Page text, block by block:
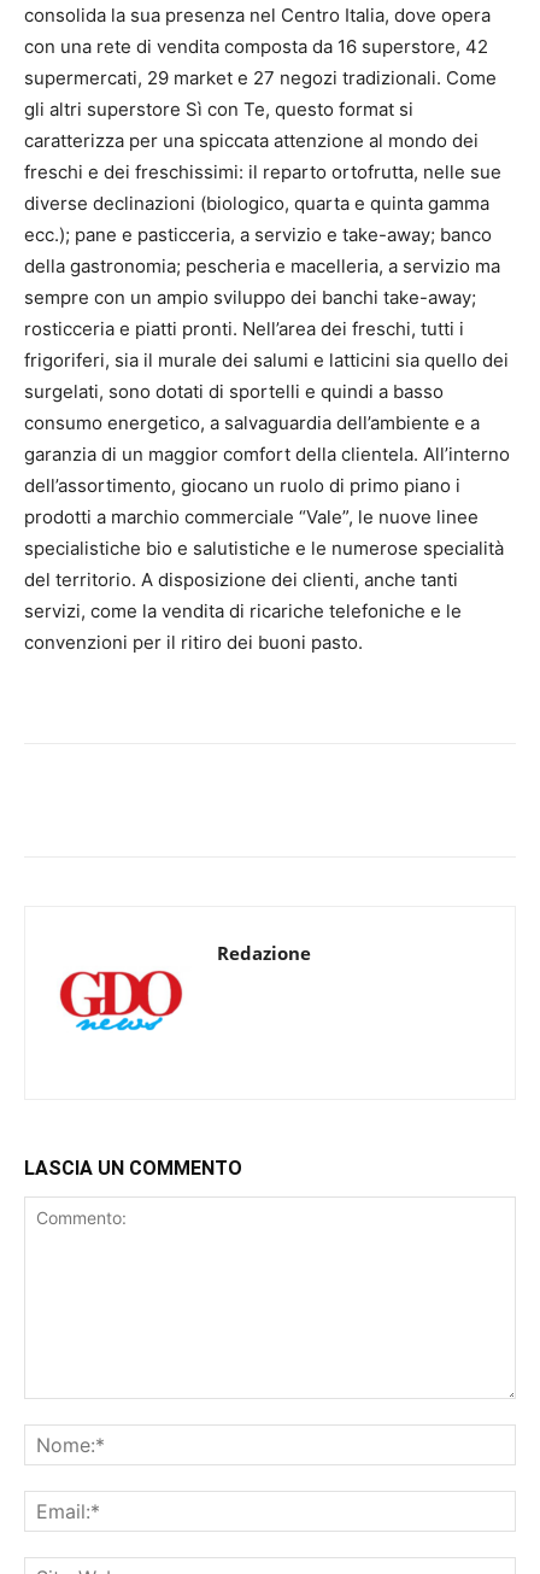
consolida la sua presenza nel Centro Italia, dove opera
con una rete di vendita composta da 16 superstore, 42
supermercati, 29 market e 27 negozi tradizionali. Come
gli altri superstore Sì con Te, questo format si
caratterizza per una spiccata attenzione al mondo dei
freschi e dei freschissimi: il reparto ortofrutta, nelle sue
diverse declinazioni (biologico, quarta e quinta gamma
ecc.); pane e pasticceria, a servizio e take-away; banco
della gastronomia; pescheria e macelleria, a servizio ma
sempre con un ampio sviluppo dei banchi take-away;
rosticceria e piatti pronti. Nell’area dei freschi, tutti i
frigoriferi, sia il murale dei salumi e latticini sia quello dei
surgelati, sono dotati di sportelli e quindi a basso
consumo energetico, a salvaguardia dell’ambiente e a
garanzia di un maggior comfort della clientela. All’interno
dell’assortimento, giocano un ruolo di primo piano i
prodotti a marchio commerciale “Vale”, le nuove linee
specialistiche bio e salutistiche e le numerose specialità
del territorio. A disposizione dei clienti, anche tanti
servizi, come la vendita di ricariche telefoniche e le
convenzioni per il ritiro dei buoni pasto.
Redazione
LASCIA UN COMMENTO